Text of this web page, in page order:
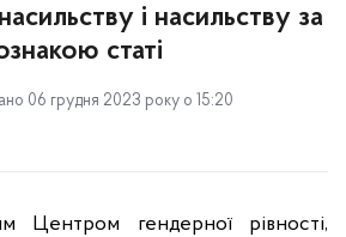
і насильству за
статі
06 грудня 2023 року о 15:20
Центром гендерної рівності,